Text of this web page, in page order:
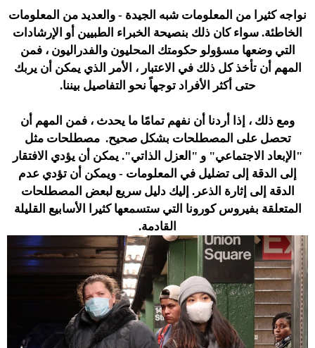
نواجه كثيرا من المعلومات شبه الجيدة - والعديد من المعلومات
الخاطئة. سواء كان ذلك بنصيحة الخبراء الطبيين أو الإرشادات
التي وضعها مسؤولو حكومتك المحليون والفدراليون ، فمن
المهم أن تأخذ كل ذلك في الاعتبار ، الأمر الذي يمكن أن يربك
حتى أكثر الأفراد توجهاً نحو التفاصيل بيننا.
ومع ذلك ، إذا أردنا أن نفهم تمامًا ما يحدث ، فمن المهم أن
تحصل على المصطلحات بشكل صحيح. مصطلحات مثل
"الإبعاد الاجتماعي" و "العزل الذاتي". يمكن أن يؤدي الافتقار
إلى الدقة إلى تضليل في المعلومات - ويمكن أن تؤدي عدم
الدقة إلى إثارة الذعر. إليك دليل سريع لبعض المصطلحات
المتعلقة بفيروس كورونا التي ستسمعها كثيرا الأسابيع القليلة
القادمة.